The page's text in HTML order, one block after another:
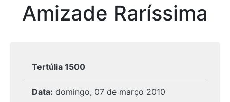
Amizade Raríssima
Tertúlia 1500
Data: domingo, 07 de março 2010